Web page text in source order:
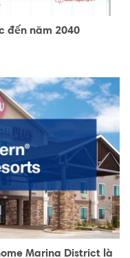
đến năm 2040
Marina District là